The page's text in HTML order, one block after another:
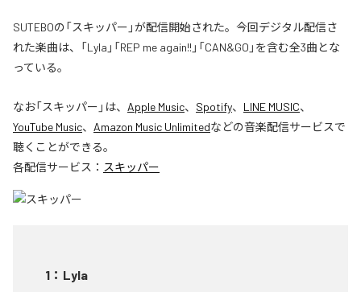
SUTEBOの「スキッパー」が配信開始された。今回デジタル配信さ
れた楽曲は、「Lyla」「REP me again!!」「CAN&GO」を含む全3曲とな
っている。
なお「スキッパー 」は、 Apple Music、 Spotify、 LINE MUSIC、
YouTube Music、 Amazon Music Unlimitedなどの音楽配信サービスで
聴くことができる。
各配信サービス： スキッパー
1 ： Lyla